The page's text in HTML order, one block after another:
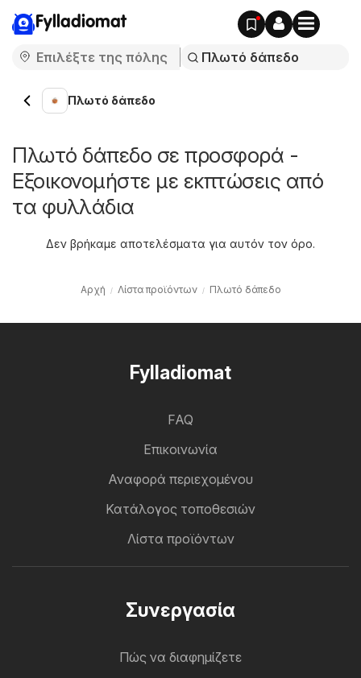
Fylladiomat
Πλωτό δάπεδο
Πλωτό δάπεδο σε προσφορά -
Εξοικονομήστε με εκπτώσεις από
τα φυλλάδια
Δεν βρήκαμε αποτελέσματα για αυτόν τον όρο.
Αρχή Λίστα προϊόντων Πλωτό δάπεδο
Fylladiomat
FAQ
Επικοινωνία
Αναφορά περιεχομένου
Κατάλογος τοποθεσιών
Λίστα προϊόντων
Συνεργασία
Πώς να διαφημίζετε